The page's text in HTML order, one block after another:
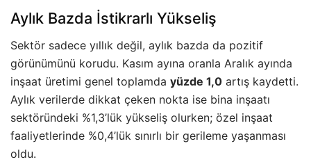
Aylık Bazda İstikrarlı Yükseliş
Sektör sadece yıllık değil, aylık bazda da pozitif
görünümünü korudu. Kasım ayına oranla Aralık ayında
inşaat üretimi genel toplamda yüzde 1,0 artış kaydetti.
Aylık verilerde dikkat çeken nokta ise bina inşaatı
sektöründeki %1,3’lük yükseliş olurken; özel inşaat
faaliyetlerinde %0,4’lük sınırlı bir gerileme yaşanması
oldu.